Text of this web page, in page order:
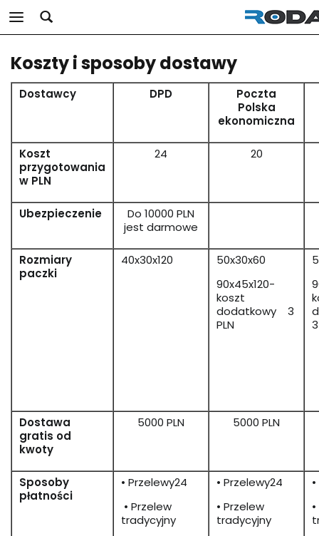
Koszty i sposoby dostawy
Dostawcy DPD
Poczta
Polska
ekonomiczna
Koszt
przygotowania
w PLN
24 20
Ubezpieczenie
Do 10000 PLN
jest darmowe
Rozmiary
paczki
40x30x120
50x30x60
90x45x120-
koszt
dodatkowy 3
PLN
Dostawa
gratis od
kwoty
5000 PLN 5000 PLN
Sposoby
płatności
• Przelewy24
• Przelew
tradycyjny
• Przelewy24
• Przelew
tradycyjny